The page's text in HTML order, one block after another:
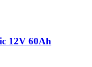
12V 60Ah